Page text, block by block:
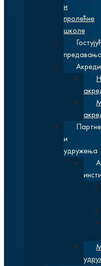
и
пролећне
школе
предавања
и
удружења